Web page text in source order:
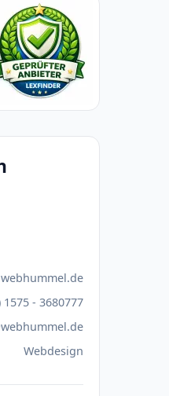
webhummel.de
1575 - 3680777
Webdesign